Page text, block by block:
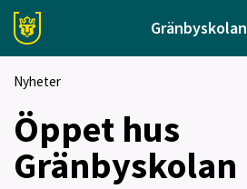
Gränbyskolan
Nyheter
Öppet hus
Gränbyskolan